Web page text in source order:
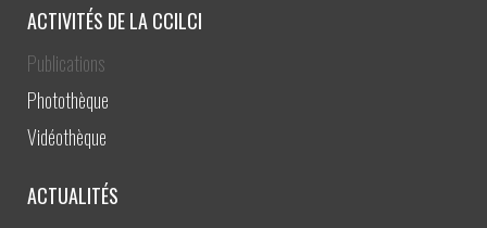
ACTIVITÉS DE LA CCILCI
Publications
Photothèque
Vidéothèque
ACTUALITÉS